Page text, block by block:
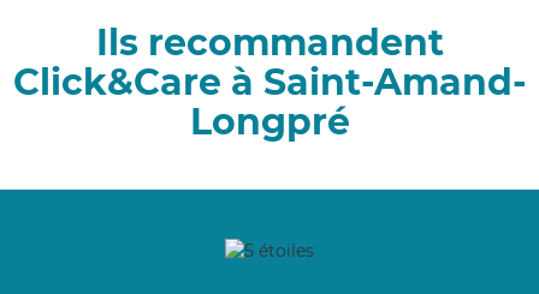
Ils recommandent
Click&Care à Saint-Amand-
Longpré